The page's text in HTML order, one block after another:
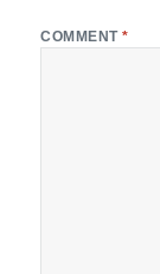
COMMENT*